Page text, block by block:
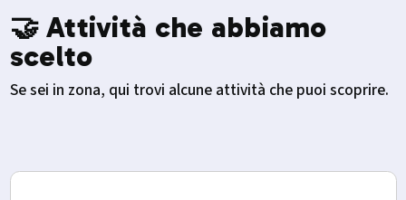
🤝 Attività che abbiamo
scelto
Se sei in zona, qui trovi alcune attività che puoi scoprire.